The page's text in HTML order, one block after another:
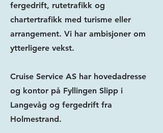
fergedrift, rutetrafikk og
chartertrafikk med turisme eller
arrangement. Vi har ambisjoner om
ytterligere vekst.
Cruise Service AS har hovedadresse
og kontor på Fyllingen Slipp i
Langevåg og fergedrift fra
Holmestrand.